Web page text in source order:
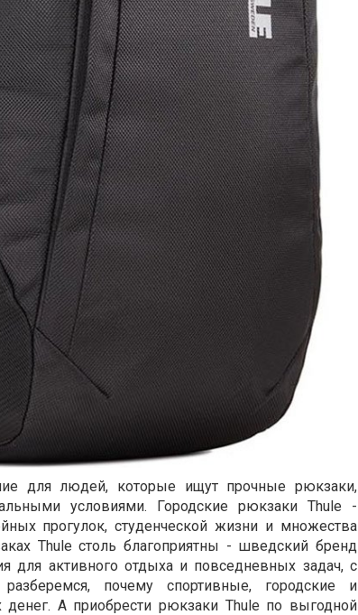
для людей, которые ищут прочные рюкзаки,
условиями. Городские рюкзаки Thule -
прогулок, студенческой жизни и множества
Thule столь благоприятны - шведский бренд
для активного отдыха и повседневных задач, с
почему спортивные, городские и
денег. А приобрести рюкзаки Thule по выгодной